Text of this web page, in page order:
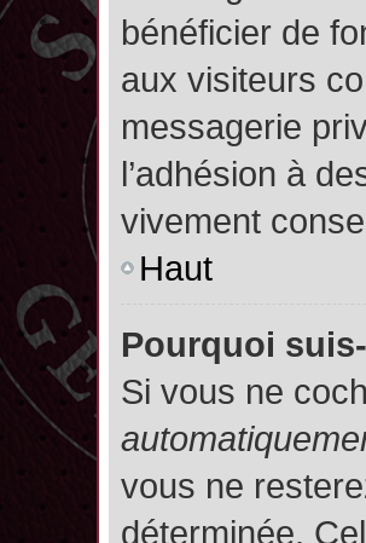
bénéficier de
aux visiteurs
messagerie
l’adhésion à
vivement
Haut
Pourquoi
Si vous ne
vous ne
déterminée.